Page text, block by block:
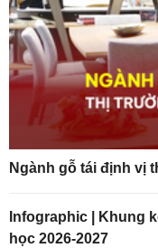
Ngành gỗ tái định vị
Infographic | Khung
học 2026-2027